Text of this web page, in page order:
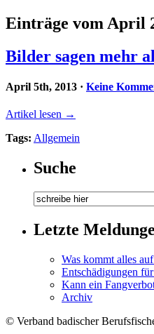
Einträge vom April
Bilder sagen mehr
April 5th, 2013 · Keine
Artikel lesen →
Tags: Allgemein
Suche
Letzte
Was kommt alles
Entschädigungen
Kann ein
Archiv
© Verband badischer